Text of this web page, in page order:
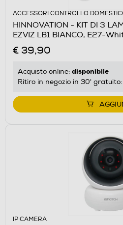
ACCESSORI CONTROLLO
HINNOVATION - KIT DI 3
EZVIZ LB1 BIANCO, E27-
€ 39,90
Acquisto online: disponibile
Ritiro in negozio in 30' gratuito:
IP CAMERA